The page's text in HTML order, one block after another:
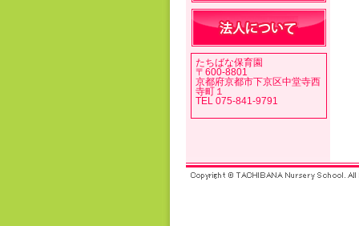
たちばな保育園
〒600-8801
京都府京都市下京区中堂寺西
寺町１
TEL 075-841-9791